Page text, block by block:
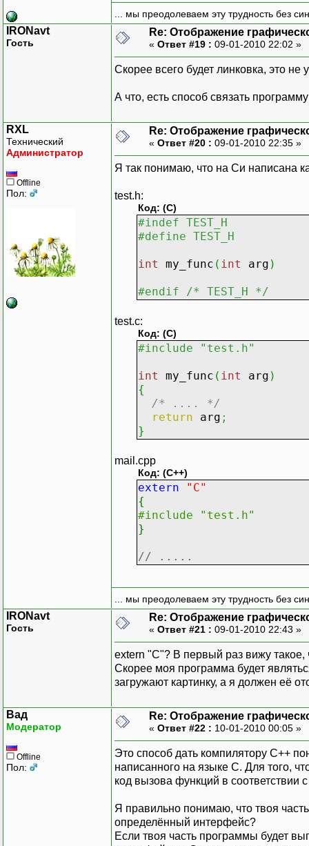
... мы преодолеваем эту трудность без
IRONavt
Гость
Re: Отображение
« Ответ #19 : 09-01-2010 22:02 »
Скорее всего будет линковка, это не
А что, есть способ связать
RXL
Технический
Администратор
Offline
Пол:
Re: Отображение
« Ответ #20 : 09-01-2010 22:35 »
Я так понимаю, что на Си написана
test.h:
Код: (C)
#indef TEST_H
#define TEST_H
int my_func ( int arg )
#endif /* TEST_H */
test.c:
Код: (C)
#include "test.h"
int my_func ( int arg )
{
/* .... */
return arg ;
}
mail.cpp
Код: (C++)
extern
"C"
{
#include "test.h"
}
// .....
... мы преодолеваем эту трудность без
IRONavt
Гость
Re: Отображение
« Ответ #21 : 09-01-2010 22:43 »
extern "C"? В первый раз вижу такое,
Скорее моя программа будет
загружают картинку, а я должен её
Вад
Модератор
Offline
Пол:
Re: Отображение
« Ответ #22 : 10-01-2010 00:05 »
Это способ дать компилятору C++
написанного на языке C. Для того,
код вызова функций в соответствии
Я правильно понимаю, что твоя
определённый интерфейс?
Если твоя часть программы будет